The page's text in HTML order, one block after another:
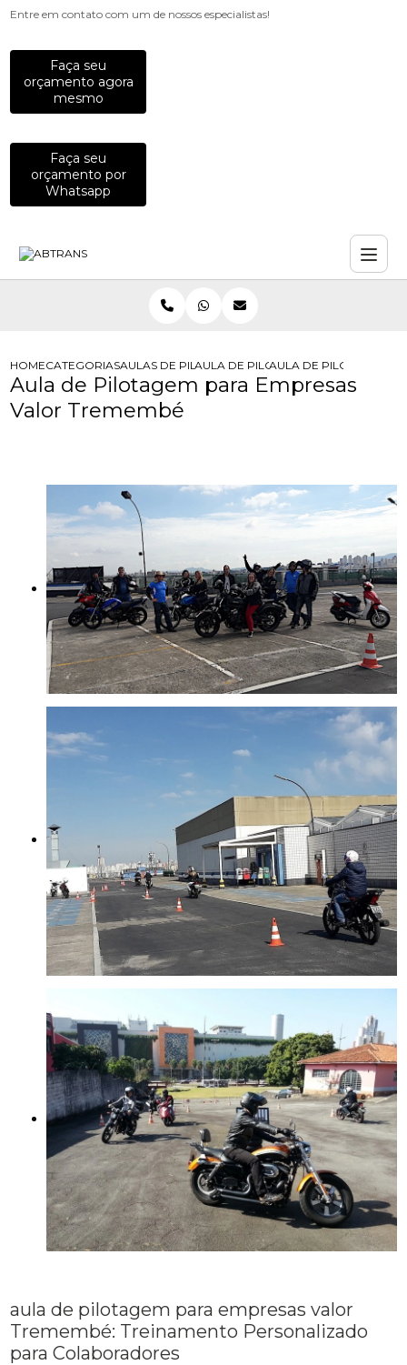
Entre em contato com um de nossos especialistas!
Faça seu
orçamento agora
mesmo
Faça seu
orçamento por
Whatsapp
HOMECATEGORIASAULAS DE PILOTAGEM PARA EMPRESAS
AULA DE PILOTAGEM PARA
AULA DE PILOTAGEM
Aula de Pilotagem para Empresas
Valor Tremembé
aula de pilotagem para empresas valor
Tremembé: Treinamento Personalizado
para Colaboradores